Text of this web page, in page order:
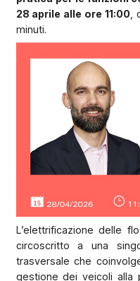
28 aprile alle ore 11:00,
minuti.
L’elettrificazione delle
circoscritto a una
trasversale che
gestione dei veicoli alla